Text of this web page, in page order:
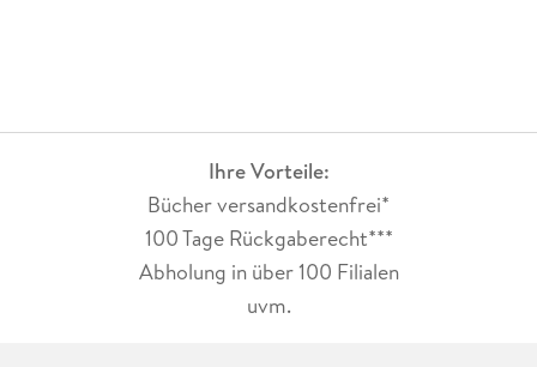
Ihre Vorteile:
Bücher versandkostenfrei*
100 Tage Rückgaberecht***
Abholung in über 100 Filialen
uvm.